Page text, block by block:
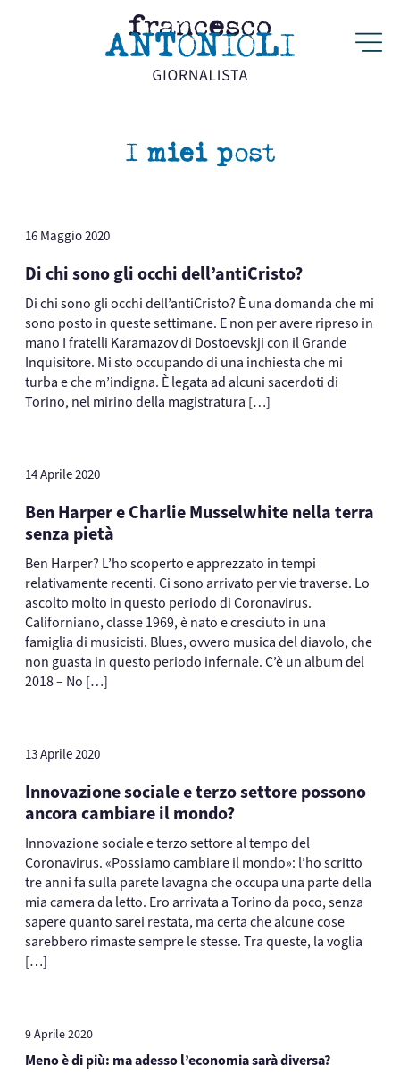
I miei post
16 Maggio 2020
Di chi sono gli occhi dell’antiCristo?
Di chi sono gli occhi dell’antiCristo? È una domanda che mi
sono posto in queste settimane. E non per avere ripreso in
mano I fratelli Karamazov di Dostoevskji con il Grande
Inquisitore. Mi sto occupando di una inchiesta che mi
turba e che m’indigna. È legata ad alcuni sacerdoti di
Torino, nel mirino della magistratura […]
14 Aprile 2020
Ben Harper e Charlie Musselwhite nella terra
senza pietà
Ben Harper? L’ho scoperto e apprezzato in tempi
relativamente recenti. Ci sono arrivato per vie traverse. Lo
ascolto molto in questo periodo di Coronavirus.
Californiano, classe 1969, è nato e cresciuto in una
famiglia di musicisti. Blues, ovvero musica del diavolo, che
non guasta in questo periodo infernale. C’è un album del
2018 – No […]
13 Aprile 2020
Innovazione sociale e terzo settore possono
ancora cambiare il mondo?
Innovazione sociale e terzo settore al tempo del
Coronavirus. «Possiamo cambiare il mondo»: l’ho scritto
tre anni fa sulla parete lavagna che occupa una parte della
mia camera da letto. Ero arrivata a Torino da poco, senza
sapere quanto sarei restata, ma certa che alcune cose
sarebbero rimaste sempre le stesse. Tra queste, la voglia
[…]
9 Aprile 2020
Meno è di più: ma adesso l’economia sarà diversa?